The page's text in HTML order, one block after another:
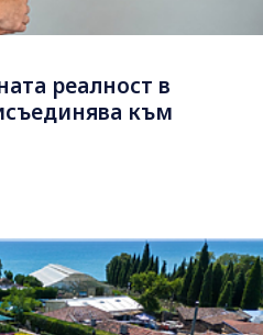
реалност в
към